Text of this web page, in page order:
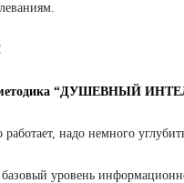
“ДУШЕВНЫЙ
надо немного
уровень